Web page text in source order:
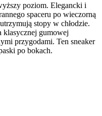
poziom. Elegancki i
spaceru po wieczorną
stopy w chłodzie.
klasycznej gumowej
przygodami. Ten sneaker
po bokach.